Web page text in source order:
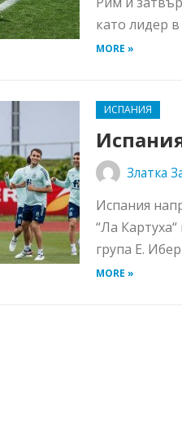
като лидер
MORE »
ИСПАНИЯ
Златка
Испания
“Ла
група Е.
MORE »